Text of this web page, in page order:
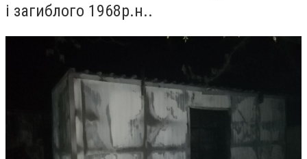
і загиблого 1968р.н..